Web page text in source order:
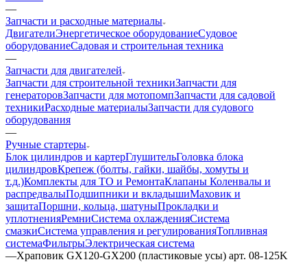
—
Запчасти и расходные материалы
ДвигателиЭнергетическое оборудованиеСудовое
оборудованиеСадовая и строительная техника
—
Запчасти для двигателей
Запчасти для строительной техникиЗапчасти для
генераторовЗапчасти для мотопомпЗапчасти для садовой
техникиРасходные материалыЗапчасти для судового
оборудования
—
Ручные стартеры
Блок цилиндров и картерГлушительГоловка блока
цилиндровКрепеж (болты, гайки, шайбы, хомуты и
т.д.)Комплекты для ТО и РемонтаКлапаны Коленвалы и
распредвалыПодшипники и вкладышиМаховик и
защитаПоршни, кольца, шатуныПрокладки и
уплотненияРемниСистема охлажденияСистема
смазкиСистема управления и регулированияТопливная
системаФильтрыЭлектрическая система
—Храповик GX120-GX200 (пластиковые усы) арт. 08-125K